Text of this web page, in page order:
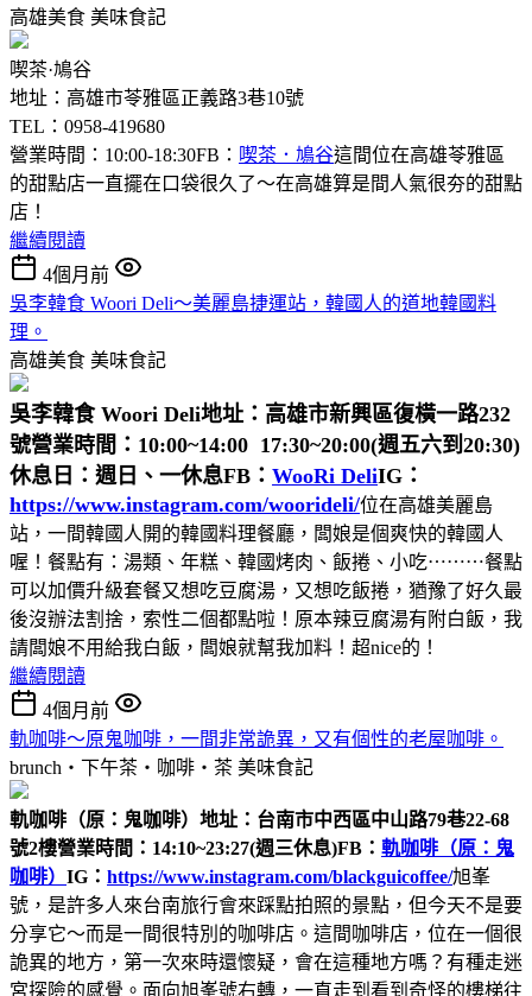
高雄美食 美味食記
喫茶·鳩谷
地址：高雄市苓雅區正義路3巷10號
TEL：0958-419680
營業時間：10:00-18:30FB： 喫茶．鳩谷這間位在高雄苓雅區
的甜點店一直擺在口袋很久了～在高雄算是間人氣很夯的甜點
店！
繼續閱讀
4個月前
吳李韓食 Woori Deli～美麗島捷運站，韓國人的道地韓國料
理。
高雄美食 美味食記
吳李韓食 Woori Deli地址：高雄市新興區復橫一路232
號營業時間：10:00~14:00 17:30~20:00(週五六到20:30)
休息日：週日、一休息FB： WooRi DeliIG：
https://www.instagram.com/woorideli/位在高雄美麗島
站，一間韓國人開的韓國料理餐廳，闆娘是個爽快的韓國人
喔！餐點有：湯類、年糕、韓國烤肉、飯捲、小吃⋯⋯⋯餐點
可以加價升級套餐又想吃豆腐湯，又想吃飯捲，猶豫了好久最
後沒辦法割捨，索性二個都點啦！原本辣豆腐湯有附白飯，我
請闆娘不用給我白飯，闆娘就幫我加料！超nice的！
繼續閱讀
4個月前
軌咖啡～原鬼咖啡，一間非常詭異，又有個性的老屋咖啡。
brunch‧下午茶‧咖啡‧茶 美味食記
軌咖啡（原：鬼咖啡） 地址：台南市中西區中山路79巷22-68
號2樓營業時間：14:10~23:27(週三休息)FB： 軌咖啡（原：鬼
咖啡） IG： https://www.instagram.com/blackguicoffee/旭峯
號，是許多人來台南旅行會來踩點拍照的景點，但今天不是要
分享它～而是一間很特別的咖啡店。這間咖啡店，位在一個很
詭異的地方，第一次來時還懷疑，會在這種地方嗎？有種走迷
宮探險的感覺。面向旭峯號右轉，一直走到看到奇怪的樓梯往